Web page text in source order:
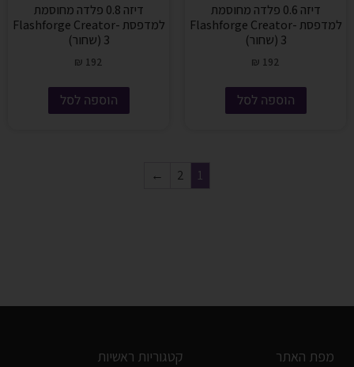
דיזה 0.6 פלדה מחוסמת
למדפסת Flashforge Creator-
3 (שחור)
₪ 192
הוספה לסל
דיזה 0.8 פלדה מחוסמת
למדפסת Flashforge Creator-
3 (שחור)
₪ 192
הוספה לסל
1
2
←
מפת האתר קטגוריות ראשיות